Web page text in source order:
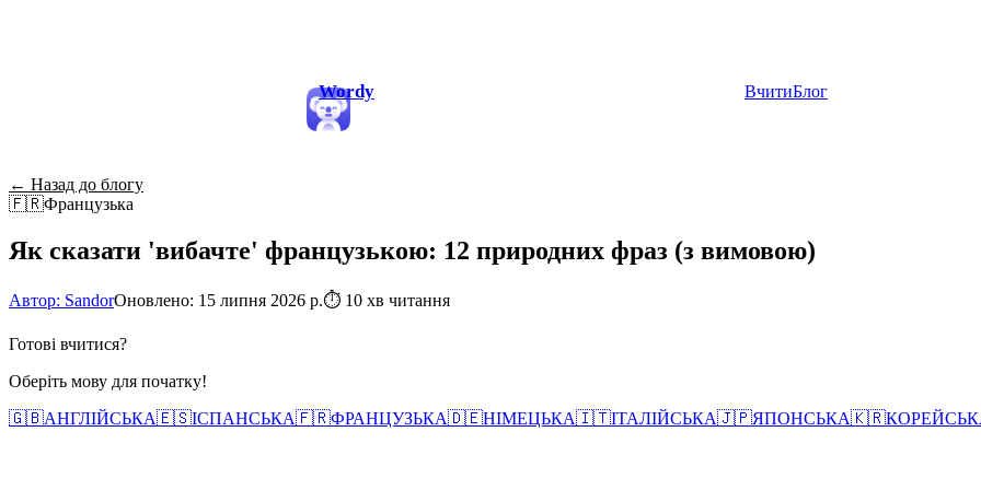
Wordy ВчитиБлог
← Назад до блогу
🇫🇷Французька
Як сказати 'вибачте' французькою: 12 природних фраз (з вимовою)
Автор: SandorОновлено: 15 липня 2026 р.⏱ 10 хв читання
Готові вчитися?
Оберіть мову для початку!
🇬🇧АНГЛІЙСЬКА🇪🇸ІСПАНСЬКА🇫🇷ФРАНЦУЗЬКА🇩🇪НІМЕЦЬКА🇮🇹ІТАЛІЙСЬКА🇯🇵ЯПОНСЬКА🇰🇷